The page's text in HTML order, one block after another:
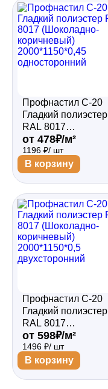
Профнастил С-20
Гладкий полиэстер
RAL 8017
(Шоколадно-
коричневый)
2000*1150*0,45
односторонний
от 478₽/м²
1196 ₽/ шт
В корзину
Профнастил С-20
Гладкий полиэстер
RAL 8017
(Шоколадно-
коричневый)
2000*1150*0,5
двухсторонний
от 598₽/м²
1496 ₽/ шт
В корзину